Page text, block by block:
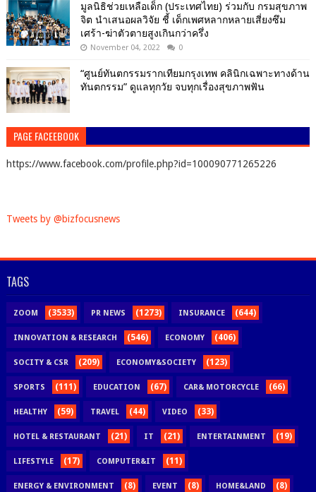
มูลนิธิช่วยเหลือเด็ก (ประเทศไทย) ร่วมกับ กรมสุขภาพ
จิต นำเสนอผลวิจัย ชี้ เด็กเพศหลากหลายเสี่ยงซึม
เศร้า-ฆ่าตัวตายสูงเกินกว่าครึ่ง
November 04, 2022 0
“ศูนย์ทันตกรรมรากเทียมกรุงเทพ คลินิกเฉพาะทางด้าน
ทันตกรรม” ดูแลทุกวัย จบทุกเรื่องสุขภาพฟัน
PAGE FACEEBOOK
https://www.facebook.com/profile.php?id=100090771265226
Tweets by @bizfocusnews
TAGS
ZOOM (3533) PR NEWS (1273) INSURANCE (644)
INNOVATION & RESEARCH (546) ECONOMY (406)
SOCITY & CSR (209) ECONOMY&SOCIETY (123)
SPORTS (111) EDUCATION (67) CAR& MOTORCYCLE (66)
HEALTHY (59) TRAVEL (44) VIDEO (33)
HOTEL & RESTAURANT (21) IT (21) ENTERTAINMENT (19)
LIFESTYLE (17) COMPUTER&IT (11)
ENERGY & ENVIRONMENT (8) EVENT (8) HOME&LAND (8)